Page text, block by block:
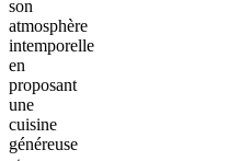
son
atmosphère
intemporelle
en
proposant
une
cuisine
généreuse